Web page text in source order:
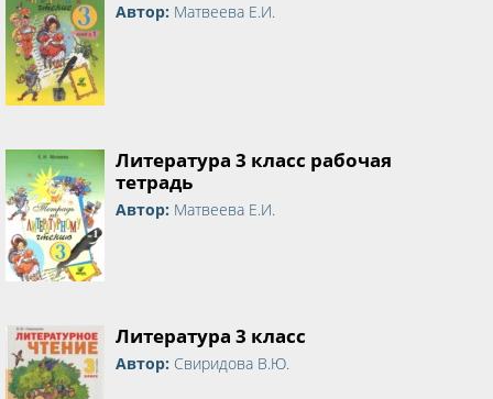
Автор: Матвеева Е.И.
Литература 3 класс рабочая
тетрадь
Автор: Матвеева Е.И.
Литература 3 класс
Автор: Свиридова В.Ю.